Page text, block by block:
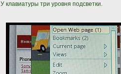
У клавиатуры три уровня подсветки.